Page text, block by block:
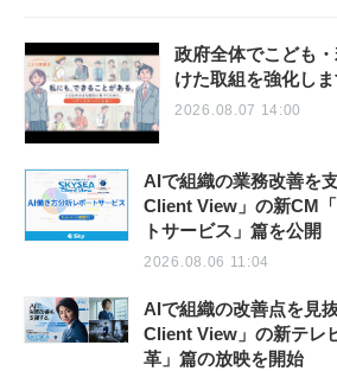
政府全体でこども
けた取組を強化し
2026.08.07 14:00
AIで組織の業務改善を
Client View」の新CM
トサービス」篇を公開
2026.08.06 11:04
AIで組織の改善点を見
Client View」の新テレ
革」篇の放映を開始